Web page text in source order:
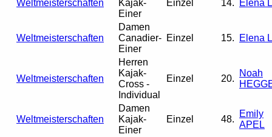
Weltmeisterschaften
Kajak-
Einer
Einzel 14. Elena
Weltmeisterschaften
Damen
Canadier-
Einer
Einzel 15. Elena
Weltmeisterschaften
Herren
Kajak-
Cross -
Individual
Einzel 20.
Noah
Weltmeisterschaften
Damen
Kajak-
Einer
Einzel 48.
Emily
APEL